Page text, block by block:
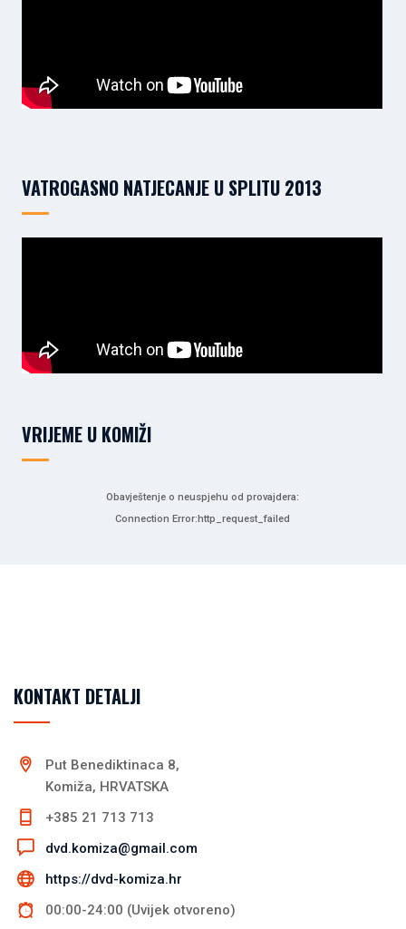
VATROGASNO NATJECANJE U SPLITU 2013
VRIJEME U KOMIŽI
Obavještenje o neuspjehu od provajdera:
Connection Error:http_request_failed
KONTAKT DETALJI
Put Benediktinaca 8,
Komiža, HRVATSKA
+385 21 713 713
dvd.komiza@gmail.com
https://dvd-komiza.hr
00:00-24:00 (Uvijek otvoreno)